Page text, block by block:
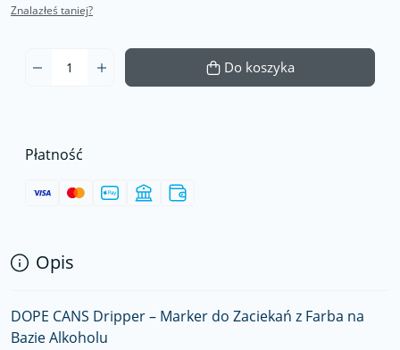
Znalazłeś taniej?
Do koszyka
Płatność
Opis
DOPE CANS Dripper – Marker do Zaciekań z Farba na
Bazie Alkoholu